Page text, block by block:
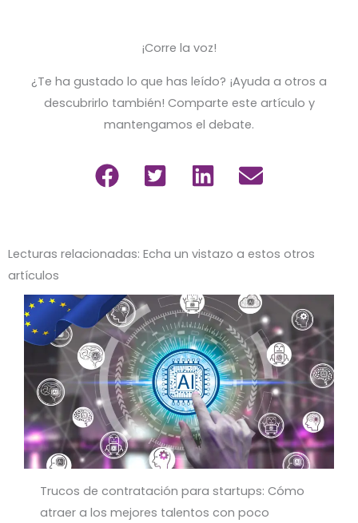
¡Corre la voz!
¿Te ha gustado lo que has leído? ¡Ayuda a otros a
descubrirlo también! Comparte este artículo y
mantengamos el debate.
Lecturas relacionadas: Echa un vistazo a estos otros
artículos
Trucos de contratación para startups: Cómo
atraer a los mejores talentos con poco